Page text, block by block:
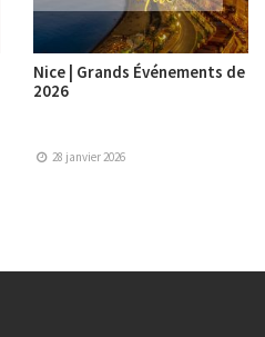
Nice | Grands Événements de
2026
28 janvier 2026